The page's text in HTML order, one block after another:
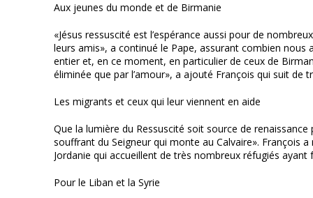
Aux jeunes du monde et de Birmanie
«Jésus ressuscité est l’espérance aussi pour de
leurs amis», a continué le Pape, assurant combien
entier et, en ce moment, en particulier de ceux de
éliminée que par l’amour», a ajouté François qui suit
Les migrants et ceux qui leur viennent en aide
Que la lumière du Ressuscité soit source de
souffrant du Seigneur qui monte au Calvaire». François
Jordanie qui accueillent de très nombreux réfugiés ayant
Pour le Liban et la Syrie